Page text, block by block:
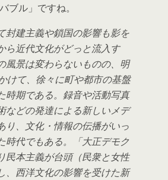
ブル」ですね。
封建主義や鎖国の影響も影を
ら近代文化がどっと流入す
風景は変わらないものの、明
けて、徐々に町や都市の基盤
時期である。録音や活動写真
などの発達による新しいメデ
り、文化・情報の伝播がいっ
時代でもある。「大正デモク
民本主義が台頭（民衆と女性
、西洋文化の影響を受けた新